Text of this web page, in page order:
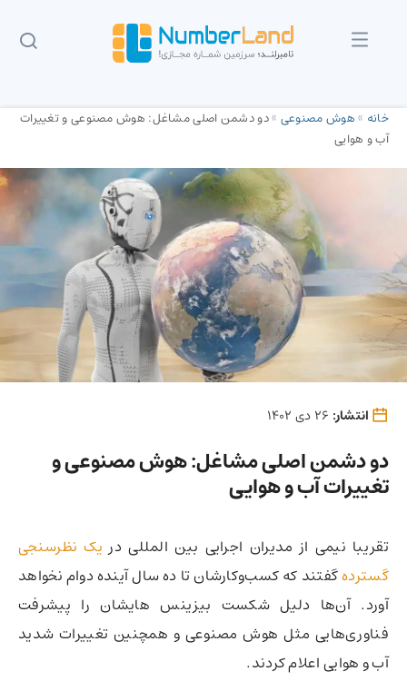
خانه »هوش مصنوعی »دو دشمن اصلی مشاغل:‌ هوش مصنوعی و تغییرات
آب و هوایی
انتشار:
دو دشمن اصلی مشاغل:‌ هوش مصنوعی و
تغییرات آب و هوایی
تقریبا نیمی از مدیران اجرایی بین المللی در یک نظرسنجی
گستردهگفتند که کسب‌وکارشان تا ده سال آینده دوام نخواهد
آورد. آن‌ها دلیل شکست بیزینس هایشان را پیشرفت‌
فناوری‌هایی مثل هوش مصنوعی و همچنین تغییرات شدید
آب و هوایی اعلام کردند.